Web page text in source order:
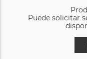
Puede solicitar